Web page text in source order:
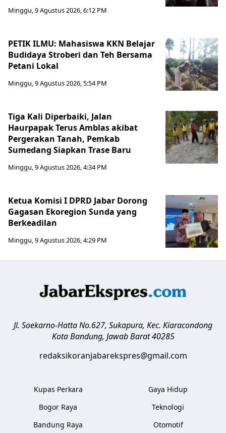
Minggu, 9 Agustus 2026, 6:12 PM
PETIK ILMU: Mahasiswa KKN Belajar
Budidaya Stroberi dan Teh Bersama
Petani Lokal
Minggu, 9 Agustus 2026, 5:54 PM
Tiga Kali Diperbaiki, Jalan
Haurpapak Terus Amblas akibat
Pergerakan Tanah, Pemkab
Sumedang Siapkan Trase Baru
Minggu, 9 Agustus 2026, 4:34 PM
Ketua Komisi I DPRD Jabar Dorong
Gagasan Ekoregion Sunda yang
Berkeadilan
Minggu, 9 Agustus 2026, 4:29 PM
Jl. Soekarno-Hatta No.627, Sukapura, Kec. Kiaracondong
Kota Bandung, Jawab Barat 40285
redaksikoranjabarekspres@gmail.com
Kupas Perkara
Bogor Raya
Bandung Raya
Gaya Hidup
Teknologi
Otomotif